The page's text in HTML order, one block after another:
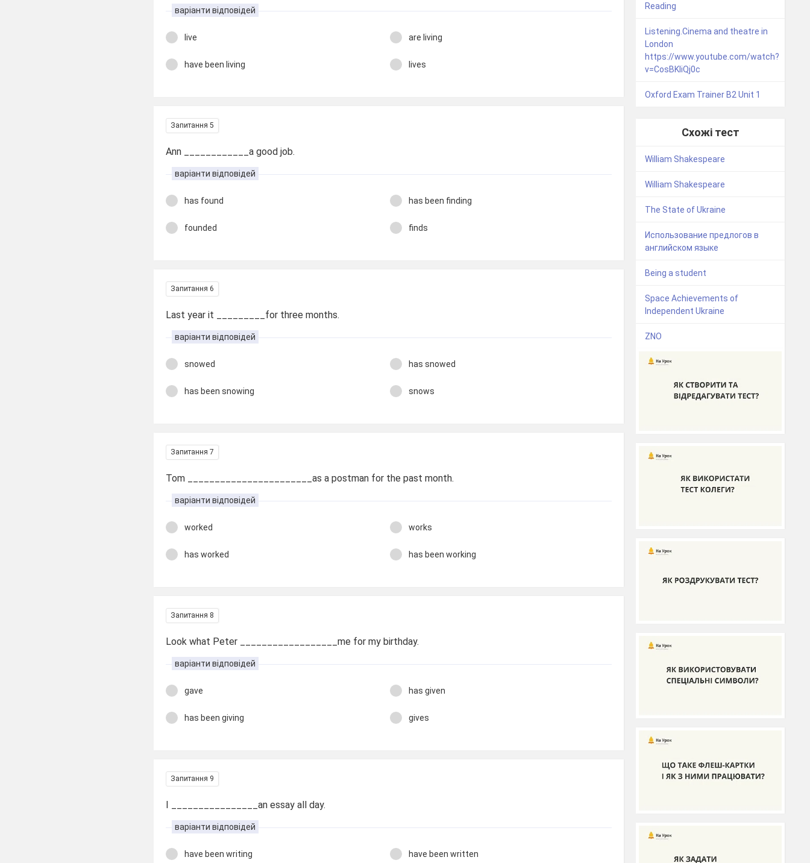
варіанти відповідей
live are living
have been living lives
Запитання 5
Ann ____________a good job.
варіанти відповідей
has found has been finding
founded finds
Запитання 6
Last year it _________for three months.
варіанти відповідей
snowed has snowed
has been snowing snows
Запитання 7
Tom _______________________as a postman for the past month.
варіанти відповідей
worked works
has worked has been working
Запитання 8
Look what Peter __________________me for my birthday.
варіанти відповідей
gave has given
has been giving gives
Запитання 9
I ________________an essay all day.
варіанти відповідей
have been writing have been written
Reading
Listening.Cinema and theatre in
London
https://www.youtube.com/watch?
v=CosBKIiQj0c
Oxford Exam Trainer B2 Unit 1
Схожі тест
William Shakespeare
William Shakespeare
The State of Ukraine
Использование предлогов в
английском языке
Being a student
Space Achievements of
Independent Ukraine
ZNO